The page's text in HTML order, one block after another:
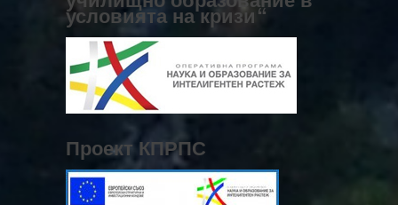
условията на кризи“
Проект КПРПС